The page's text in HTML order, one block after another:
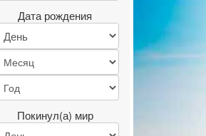
Дата рождения
Покинул(а) мир